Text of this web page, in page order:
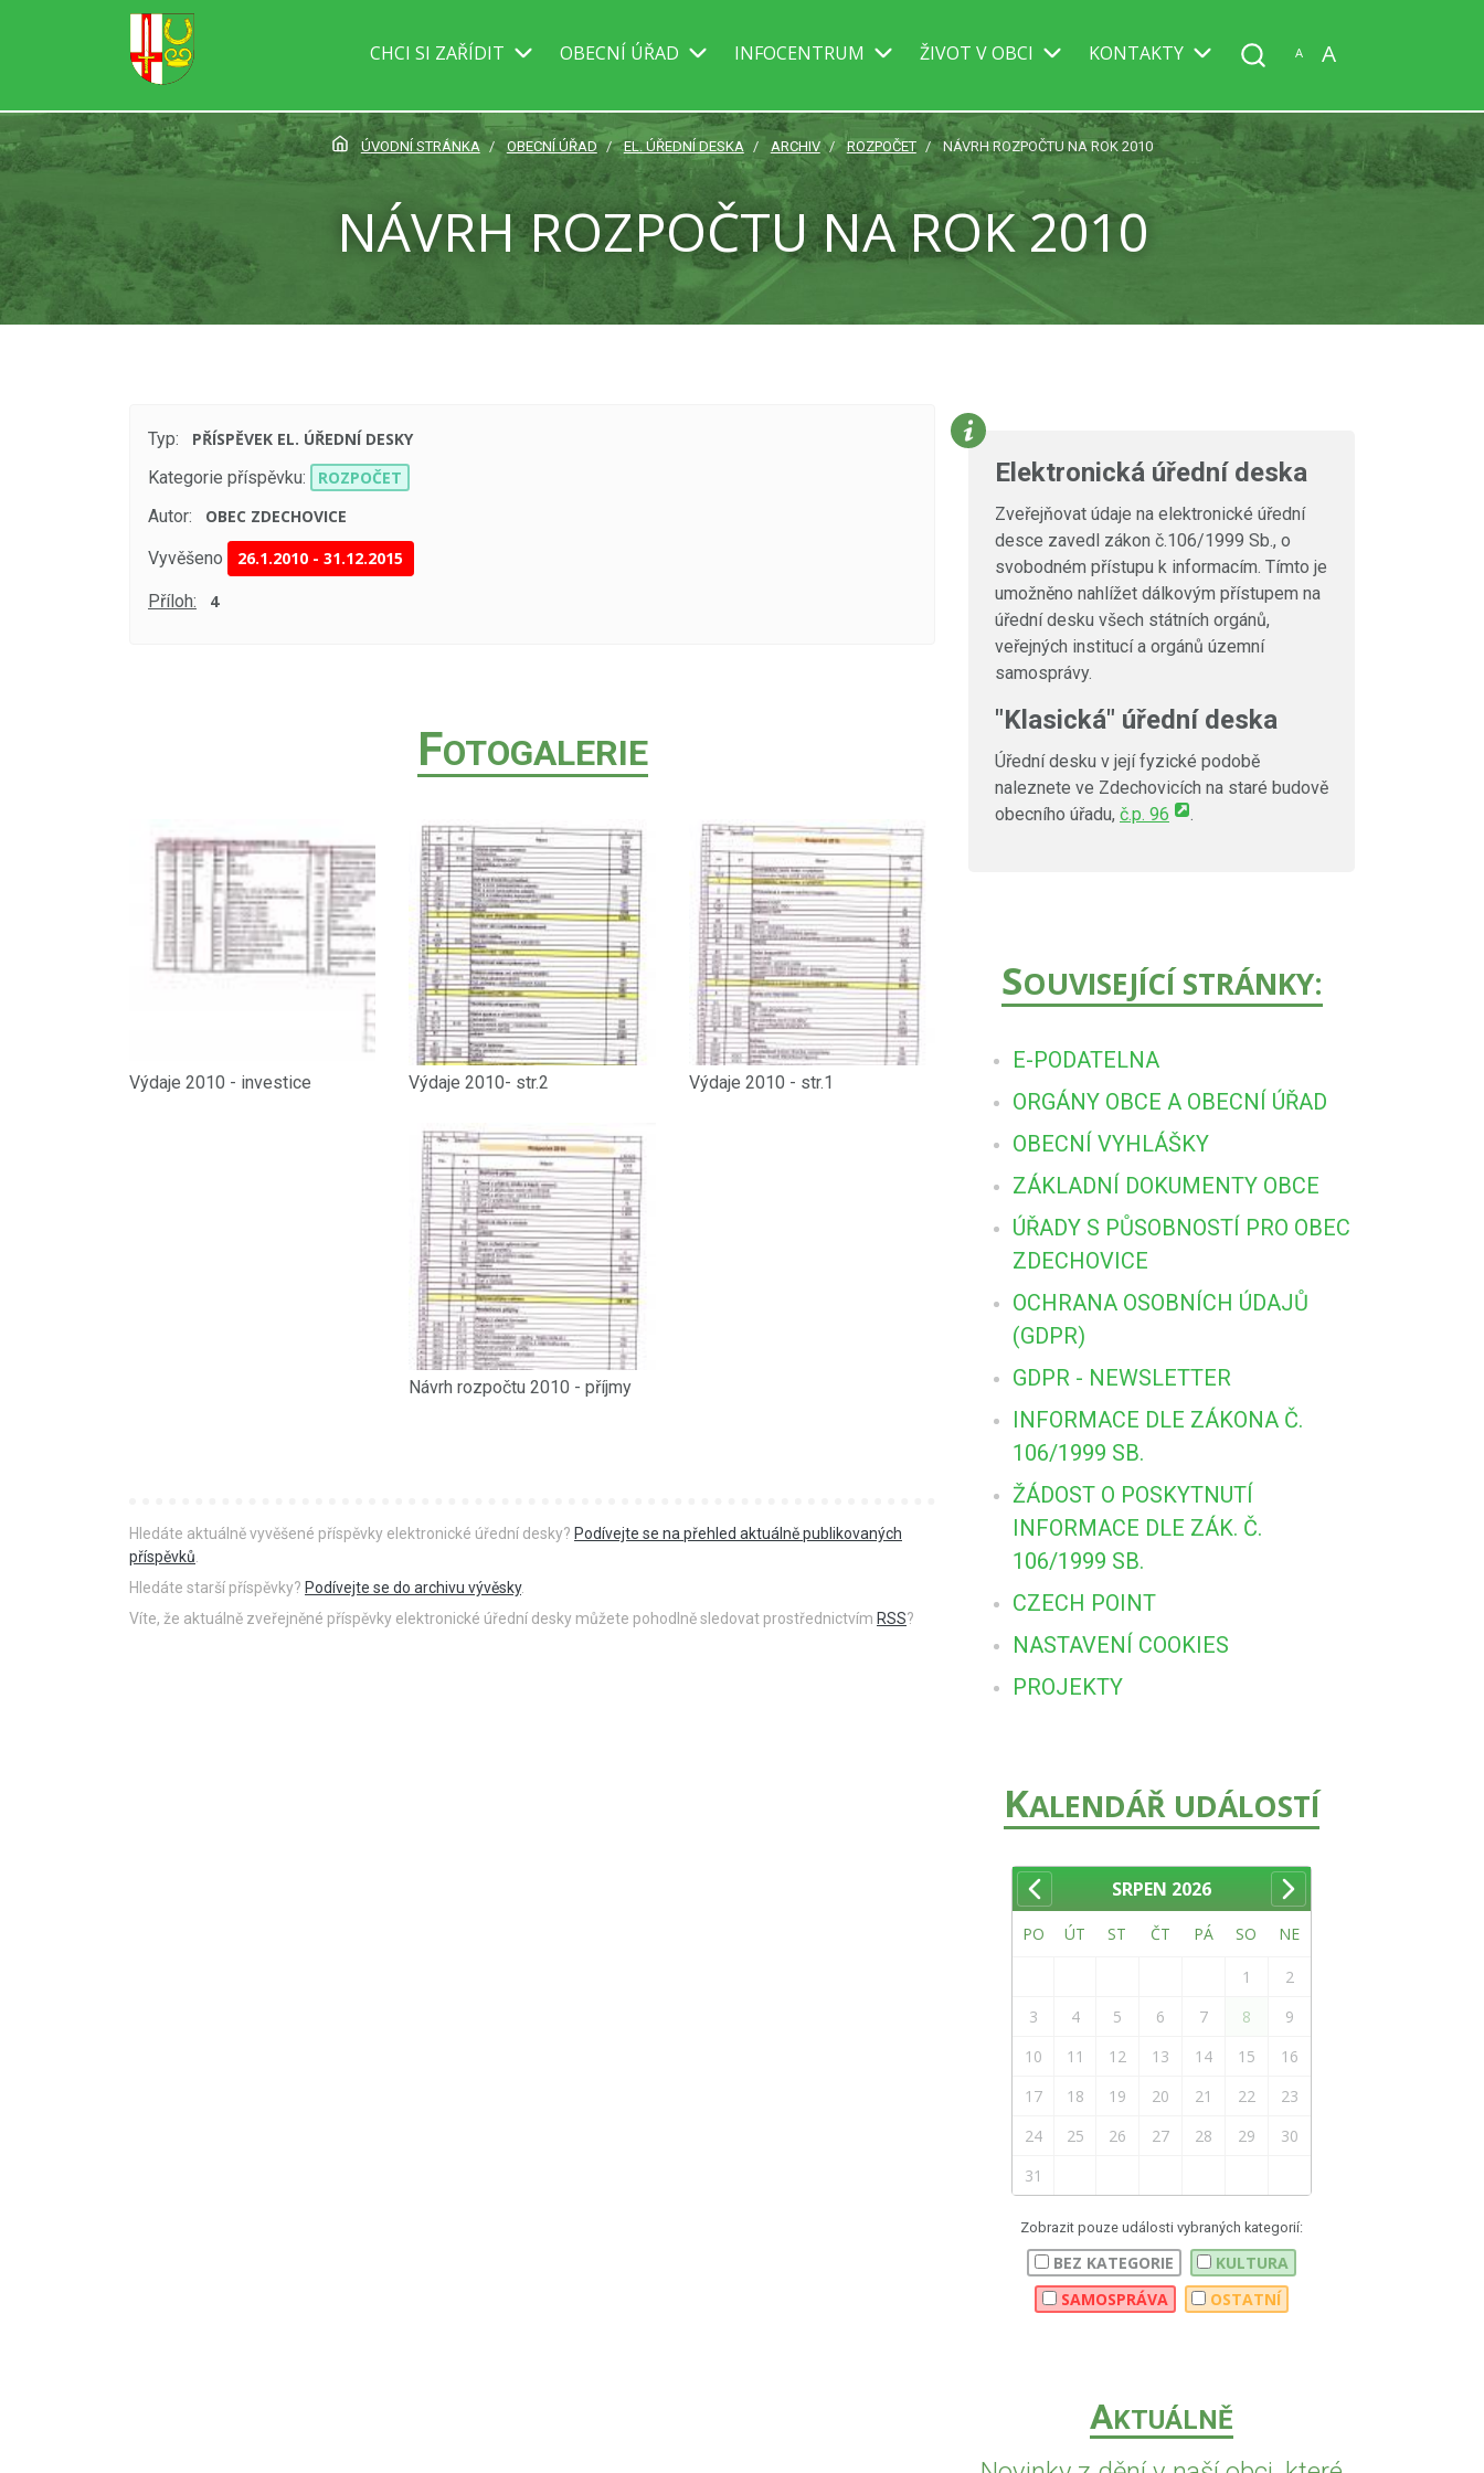
CHCI SI ZAŘÍDIT OBECNÍ ÚŘAD INFOCENTRUM ŽIVOT V OBCI KONTAKTY A A
ÚVODNÍ STRÁNKA OBECNÍ ÚŘAD EL. ÚŘEDNÍ DESKA ARCHIV ROZPOČET NÁVRH ROZPOČTU NA ROK 2010
NÁVRH ROZPOČTU NA ROK 2010
Typ:
PŘÍSPĚVEK EL. ÚŘEDNÍ DESKY
Kategorie příspěvku:
ROZPOČET
Autor:
OBEC ZDECHOVICE
Vyvěšeno 26.1.2010 -31.12.2015
Příloh: 4
FOTOGALERIE
Výdaje 2010 - investice Výdaje 2010- str.2 Výdaje 2010 - str.1
Návrh rozpočtu 2010 - příjmy
Hledáte aktuálně vyvěšené příspěvky elektronické úřední desky? Podívejte se na přehled aktuálně publikovaných
příspěvků
Hledáte starší příspěvky? Podívejte se do archivu vývěsky.
Víte, že aktuálně zveřejněné příspěvky elektronické úřední desky můžete pohodlně sledovat prostřednictvím RSS?
Elektronická úřední deska
Zveřejňovat údaje na elektronické úřední
desce zavedl zákon č.106/1999 Sb., o
svobodném přístupu k informacím. Tímto je
umožněno nahlížet dálkovým přístupem na
úřední desku všech státních orgánů,
veřejných institucí a orgánů územní
samosprávy.
"Klasická" úřední deska
Úřední desku v její fyzické podobě
naleznete ve Zdechovicích na staré budově
obecního úřadu, č.p. 96 .
SOUVISEJÍCÍ STRÁNKY:
E-PODATELNA
ORGÁNY OBCE A OBECNÍ ÚŘAD
OBECNÍ VYHLÁŠKY
ZÁKLADNÍ DOKUMENTY OBCE
ÚŘADY S PŮSOBNOSTÍ PRO OBEC
ZDECHOVICE
OCHRANA OSOBNÍCH ÚDAJŮ
(GDPR)
GDPR - NEWSLETTER
INFORMACE DLE ZÁKONA Č.
106/1999 SB.
ŽÁDOST O POSKYTNUTÍ
INFORMACE DLE ZÁK. Č.
106/1999 SB.
CZECH POINT
NASTAVENÍ COOKIES
PROJEKTY
KALENDÁŘ UDÁLOSTÍ
SRPEN 2026
PO ÚT ST ČT PÁ SO NE
1
2
3
4 5 6 7 8
9
10
11 12 13 14 15
16
17
18 19 20 21 22
23
24
25 26 27 28 29
30
31
Zobrazit pouze události vybraných kategorií:
BEZ KATEGORIE
KULTURA
SAMOSPRÁVA
OSTATNÍ
AKTUÁLNĚ